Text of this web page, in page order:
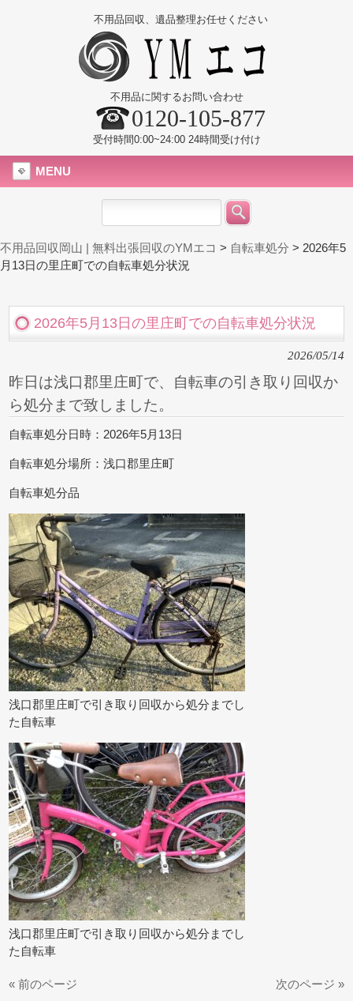
不用品回収、遺品整理お任せください
不用品に関するお問い合わせ
0120-105-877
受付時間0:00~24:00 24時間受け付け
MENU
不用品回収岡山 | 無料出張回収のYMエコ > 自転車処分 > 2026年5
月13日の里庄町での自転車処分状況
2026年5月13日の里庄町での自転車処分状況
2026/05/14
昨日は浅口郡里庄町で、自転車の引き取り回収か
ら処分まで致しました。
自転車処分日時：2026年5月13日
自転車処分場所：浅口郡里庄町
自転車処分品
浅口郡里庄町で引き取り回収から処分までし
た自転車
浅口郡里庄町で引き取り回収から処分までし
た自転車
« 前のページ 次のページ »